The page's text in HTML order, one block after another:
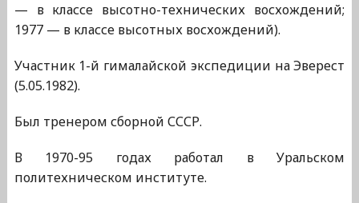
— в классе высотно-технических восхождений;
1977 — в классе высотных восхождений).
Участник 1-й гималайской экспедиции на Эверест
(5.05.1982).
Был тренером сборной СССР.
В 1970-95 годах работал в Уральском
политехническом институте.